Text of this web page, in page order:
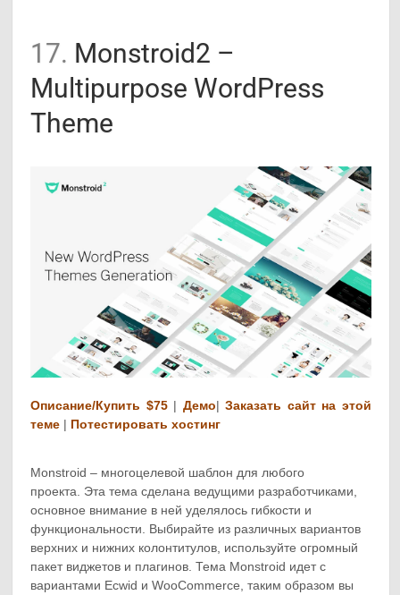
17. Monstroid2 –
Multipurpose WordPress
Theme
Описание/Купить $75| Демо|Заказать сайт на этой
теме | Потестировать хостинг
Monstroid – многоцелевой шаблон для любого
проекта. Эта тема сделана ведущими разработчиками,
основное внимание в ней уделялось гибкости и
функциональности. Выбирайте из различных вариантов
верхних и нижних колонтитулов, используйте огромный
пакет виджетов и плагинов. Тема Monstroid идет с
вариантами Ecwid и WooCommerce, таким образом вы